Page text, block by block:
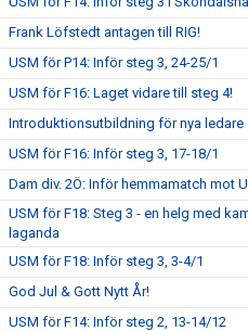
Frank Löfstedt antagen till RIG!
USM för P14: Inför steg 3, 24-25/1
USM för F16: Laget vidare till steg 4!
Introduktionsutbildning för nya ledare
USM för F16: Inför steg 3, 17-18/1
Dam div. 2Ö: Inför hemmamatch mot
USM för F18: Steg 3 - en helg med
laganda
USM för F18: Inför steg 3, 3-4/1
God Jul & Gott Nytt År!
USM för F14: Inför steg 2, 13-14/12